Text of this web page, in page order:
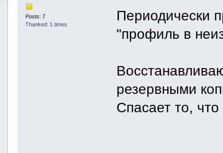
Posts: 7
Thanked: 1 times
Периодически
"профиль в
резервными
Спасает то,